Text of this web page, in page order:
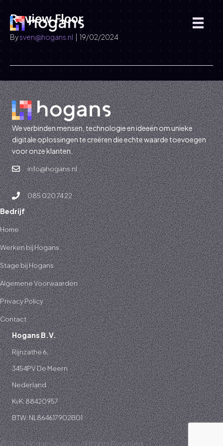
Review Floor
Bysven@hogans.nl | 19/02/2024
We verbinden mensen, technologie en ideeën om unieke
digitale oplossingen te creëren die echte waarde toevoegen
voor onze klanten.
info@hogans.nl
085 020 74 22
Bedrijf
Home
Werken bij Hogans
Stage bij Hogans
Algemene Voorwaarden
Privacy Policy
Contact
Hogans B.V.
Rijnzathe 6,
3454PV De Meern
Nederland
KvK: 88420957
BTW: NL864617902B01
© 2026 Hogans Agency. All Rights Reserved.